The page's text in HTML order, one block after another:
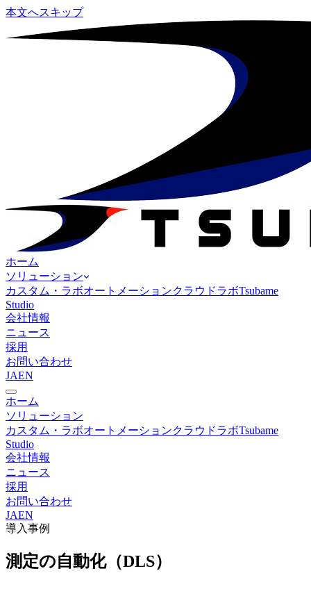
本文へスキップ
ホーム
ソリューション
カスタム・ラボオートメーションクラウドラボTsubame
Studio
会社情報
ニュース
採用
お問い合わせ
JAEN
ホーム
ソリューション
カスタム・ラボオートメーションクラウドラボTsubame
Studio
会社情報
ニュース
採用
お問い合わせ
JAEN
導入事例
測定の自動化（DLS）